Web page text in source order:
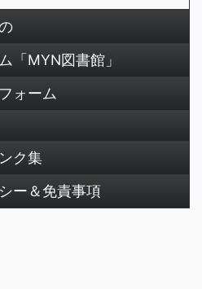
「MYN図書館」
ォーム
ク集
ー＆免責事項